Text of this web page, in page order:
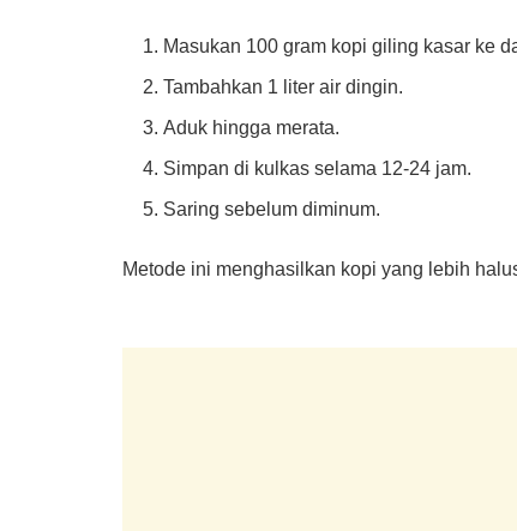
Masukan 100 gram kopi giling kasar ke
Tambahkan 1 liter air dingin.
Aduk hingga merata.
Simpan di kulkas selama 12-24 jam.
Saring sebelum diminum.
Metode ini menghasilkan kopi yang lebih